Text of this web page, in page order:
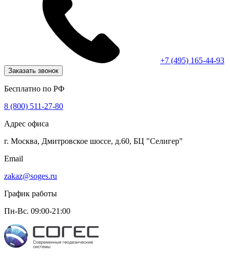
+7 (495) 165-44-93
Заказать звонок
Бесплатно по РФ
8 (800) 511-27-80
Адрес офиса
г. Москва, Дмитровское шоссе, д.60, БЦ "Селигер"
Email
zakaz@soges.ru
График работы
Пн-Вс. 09:00-21:00